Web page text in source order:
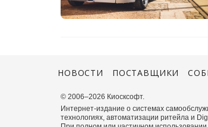
НОВОСТИ ПОСТАВЩИКИ
© 2006–2026 Киосксофт.
Интернет-издание о системах
технологиях, автоматизации ритейла и